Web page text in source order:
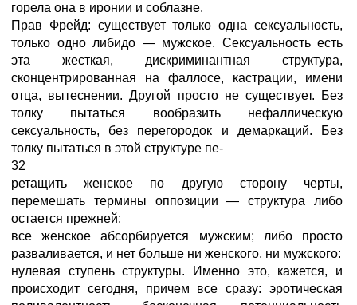
горела она в иронии и соблазне.
Прав Фрейд: существует только одна сексуальность,
только одно либидо — мужское. Сексуальность есть
эта жесткая, дискриминантная структура,
сконцентрированная на фаллосе, кастрации, имени
отца, вытеснении. Другой просто не существует. Без
толку пытаться вообразить нефаллическую
сексуальность, без перегородок и демаркаций. Без
толку пытаться в этой структуре пе-
32
ретащить женское по другую сторону черты,
перемешать термины оппозиции — структура либо
остается прежней:
все женское абсорбируется мужским; либо просто
разваливается, и нет больше ни женского, ни мужского:
нулевая ступень структуры. Именно это, кажется, и
происходит сегодня, причем все сразу: эротическая